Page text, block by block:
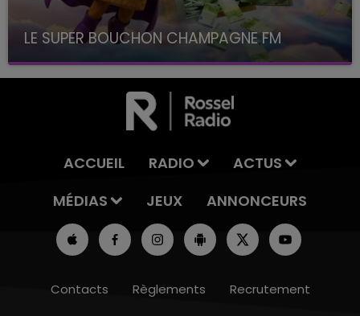
LE SUPER BOUCHON CHAMPAGNE FM
avec La Famille Champagne FM, à 8H10
ACCUEIL RADIO
ACTUS
MÉDIAS
JEUX ANNONCEURS
Contacts Règlements
Recrutement